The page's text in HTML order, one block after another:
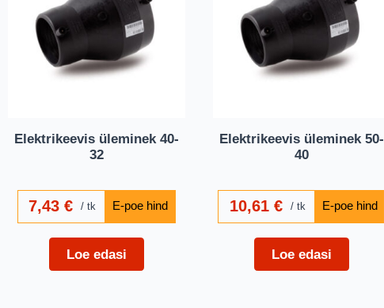
Elektrikeevis üleminek 40-
32
7,43€ tk
Loe edasi
Elektrikeevis üleminek 50-
40
10,61 € tk
Loe edasi